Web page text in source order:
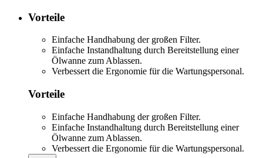
Vorteile
Einfache Handhabung der großen Filter.
Einfache Instandhaltung durch Bereitstellung einer
Ölwanne zum Ablassen.
Verbessert die Ergonomie für die Wartungspersonal.
Vorteile
Einfache Handhabung der großen Filter.
Einfache Instandhaltung durch Bereitstellung einer
Ölwanne zum Ablassen.
Verbessert die Ergonomie für die Wartungspersonal.